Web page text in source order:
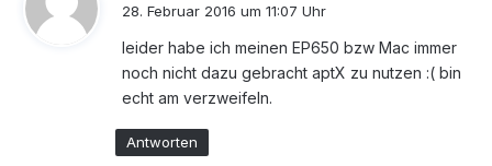
t
:
28. Februar 2016 um 11:07 Uhr
leider habe ich meinen EP650 bzw Mac immer
noch nicht dazu gebracht aptX zu nutzen :( bin
echt am verzweifeln.
Antworten